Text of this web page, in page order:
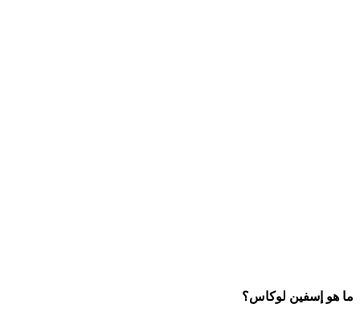
ما هو إسفين لوكاس؟